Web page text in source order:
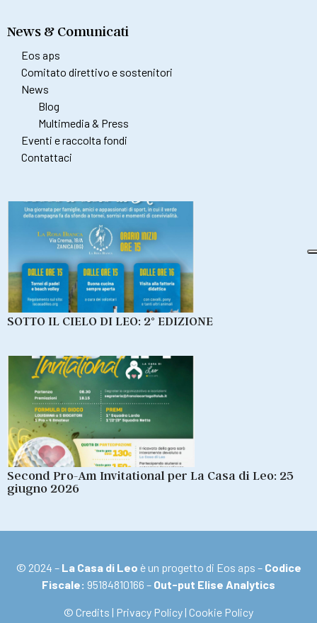
News & Comunicati
Eos aps
Comitato direttivo e sostenitori
News
Blog
Multimedia & Press
Eventi e raccolta fondi
Contattaci
SOTTO IL CIELO DI LEO: 2° EDIZIONE
Second Pro-Am Invitational per La Casa di Leo: 25
giugno 2026
© 2024 – La Casa di Leo è un progetto di Eos aps – Codice
Fiscale: 95184810166 – Out-put Elise Analytics
© Credits | Privacy Policy | Cookie Policy